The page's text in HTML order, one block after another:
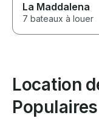
La Maddalena
7 bateaux à louer
Location